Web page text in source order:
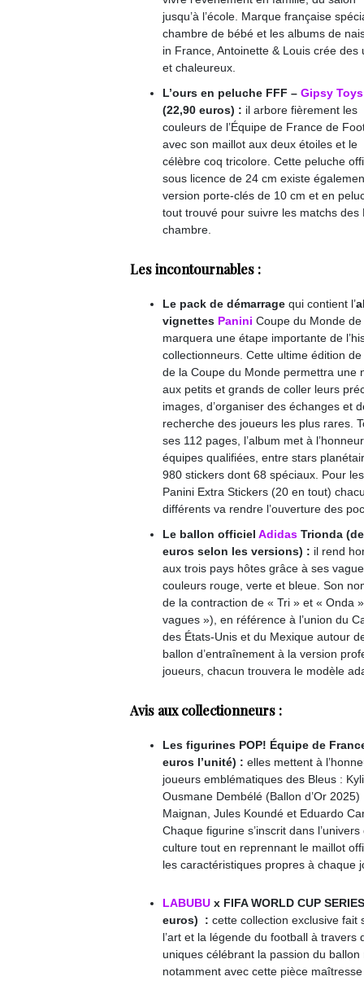
jusqu’à l’école. Marque française
chambre de bébé et les albums de
in France, Antoinette & Louis crée
et chaleureux.
L’ours en peluche FFF – Gipsy Toys
(22,90 euros) : il arbore fièrement les
couleurs de l’Équipe de France de
avec son maillot aux deux étoiles et le
célèbre coq tricolore. Cette peluche
sous licence de 24 cm existe
version porte-clés de 10 cm et en
tout trouvé pour suivre les matchs des
chambre.
Les incontournables :
Le pack de démarrage qui contient l’
vignettes Panini Coupe du Monde
marquera une étape importante de
collectionneurs. Cette ultime édition de
de la Coupe du Monde permettra une
aux petits et grands de coller leurs
images, d’organiser des échanges et
recherche des joueurs les plus rares.
ses 112 pages, l’album met à
équipes qualifiées, entre stars
980 stickers dont 68 spéciaux. Pour
Panini Extra Stickers (20 en tout)
différents va rendre l’ouverture des
Le ballon officiel Adidas Trionda
euros selon les versions) : il rend
aux trois pays hôtes grâce à ses
couleurs rouge, verte et bleue. Son
de la contraction de « Tri » et « Onda
vagues »), en référence à l’union du
des États-Unis et du Mexique autour
ballon d’entraînement à la version
joueurs, chacun trouvera le modèle
Avis aux collectionneurs :
Les figurines POP! Équipe de
euros l’unité) : elles mettent à
joueurs emblématiques des Bleus :
Ousmane Dembélé (Ballon d’Or 2025)
Maignan, Jules Koundé et Eduardo
Chaque figurine s’inscrit dans
culture tout en reprennant le maillot
les caractéristiques propres à chaque
LABUBU x FIFA WORLD CUP
euros) : cette collection exclusive fait
l’art et la légende du football à travers
uniques célébrant la passion du ballon
notamment avec cette pièce